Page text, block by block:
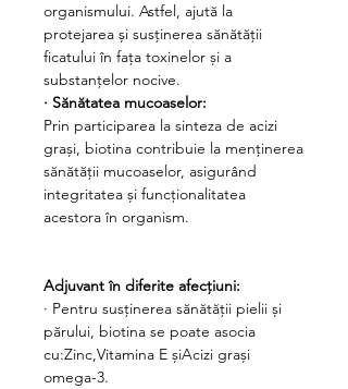
organismului. Astfel, ajută la
protejarea și susținerea sănătății
ficatului în fața toxinelor și a
substanțelor nocive.
· Sănătatea mucoaselor:
Prin participarea la sinteza de acizi
grași, biotina contribuie la menținerea
sănătății mucoaselor, asigurând
integritatea și funcționalitatea
acestora în organism.
Adjuvant în diferite afecțiuni:
· Pentru susținerea sănătății pielii și
părului, biotina se poate asocia
cu:Zinc,Vitamina E șiAcizi grași
omega-3.